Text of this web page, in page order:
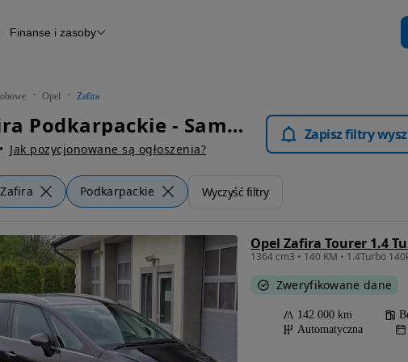
Raport z inspekcji
Otomoto News
Finanse i zasoby
Opel Zafira
Opel Zafira Podkarpackie - Samochody Osobowe
Jak pozycjonowane są ogłoszenia?
Zapisz filtry
Zafira Podkarpackie Wyczyść filtry
Zweryfikowane dane
142 000 km
Automatyczna